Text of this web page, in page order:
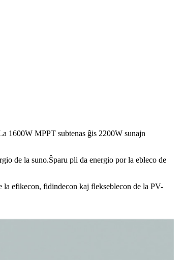
1600W MPPT subtenas ĝis 2200W sunajn
de la suno.Ŝparu pli da energio por la ebleco de
la efikecon, fidindecon kaj flekseblecon de la PV-